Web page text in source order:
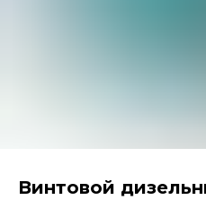
Винтовой